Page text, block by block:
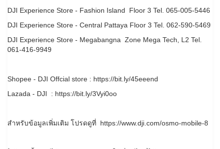
DJI Experience Store - Fashion Island Floor 3 Tel. 065-005-5446
DJI Experience Store - Central Pattaya Floor 3 Tel. 062-590-5469
DJI Experience Store - Megabangna Zone Mega Tech, L2 Tel.
061-416-9949
Shopee - DJI Offcial store : https://bit.ly/45eeend
Lazada - DJI : https://bit.ly/3Vyi0oo
สำหรับข้อมูลเพิ่มเติม โปรดดูที่ https://www.dji.com/osmo-mobile-8